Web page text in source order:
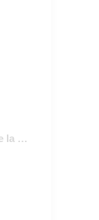
I4M despedida 4º de la ESO